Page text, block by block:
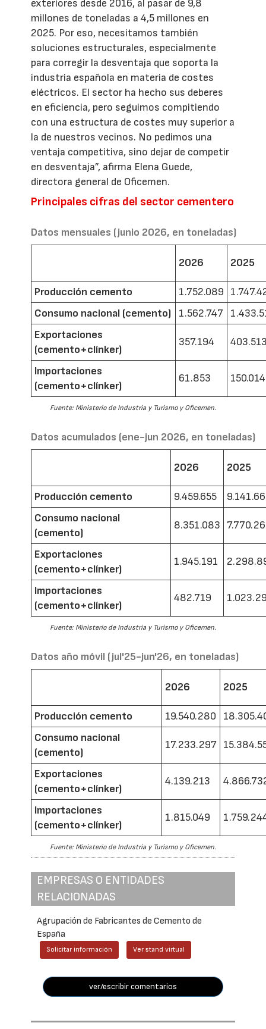
exteriores desde 2016, al pasar de 9,8
millones de toneladas a 4,5 millones en
2025. Por eso, necesitamos también
soluciones estructurales, especialmente
para corregir la desventaja que soporta la
industria española en materia de costes
eléctricos. El sector ha hecho sus deberes
en eficiencia, pero seguimos compitiendo
con una estructura de costes muy superior a
la de nuestros vecinos. No pedimos una
ventaja competitiva, sino dejar de competir
en desventaja”, afirma Elena Guede,
directora general de Oficemen.
Principales cifras del sector cementero
Datos mensuales (junio 2026, en toneladas)
2026 2025
Producción cemento 1.752.089
Consumo nacional (cemento)
1.562.747
Exportaciones
(cemento+clínker)
357.194
Importaciones
(cemento+clínker)
61.853 150.014
Fuente: Ministerio de Industria y Turismo y Oficemen.
Datos acumulados (ene-jun 2026, en toneladas)
2026 2025
Producción cemento 9.459.655
Consumo nacional
(cemento)
8.351.083
Exportaciones
(cemento+clínker)
1.945.191
Importaciones
(cemento+clínker)
482.719
Fuente: Ministerio de Industria y Turismo y Oficemen.
Datos año móvil (jul'25-jun'26, en toneladas)
2026 2025
Producción cemento 19.540.280
Consumo nacional
(cemento)
17.233.297
Exportaciones
(cemento+clínker)
4.139.213
Importaciones
(cemento+clínker)
1.815.049
Fuente: Ministerio de Industria y Turismo y Oficemen.
EMPRESAS O ENTIDADES
RELACIONADAS
Agrupación de Fabricantes de Cemento de
España
Solicitar información Ver stand virtual
ver/escribir comentarios